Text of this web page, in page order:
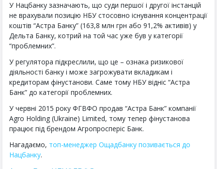
У Нацбанку зазначають, що суди першої і другої інстанцій
не врахували позицію НБУ стосовно існування концентрації
коштів “Астра Банку” (163,8 млн грн або 91,2% активів) у
Дельта Банку, котрий на той час уже був у категорії
“проблемних”.
У регулятора підкреслили, що це – ознака ризикової
діяльності банку і може загрожувати вкладикам і
кредиторам фінустанови. Саме тому НБУ відніс “Астра
Банк” до категорії проблемних.
У червні 2015 року ФГВФО продав “Астра Банк” компанії
Agro Holding (Ukraine) Limited, тому тепер фінустанова
працює під брендом Агропросперіс Банк.
Нагадаємо, топ-менеджер Ощадбанку позивається до
Нацбанку.